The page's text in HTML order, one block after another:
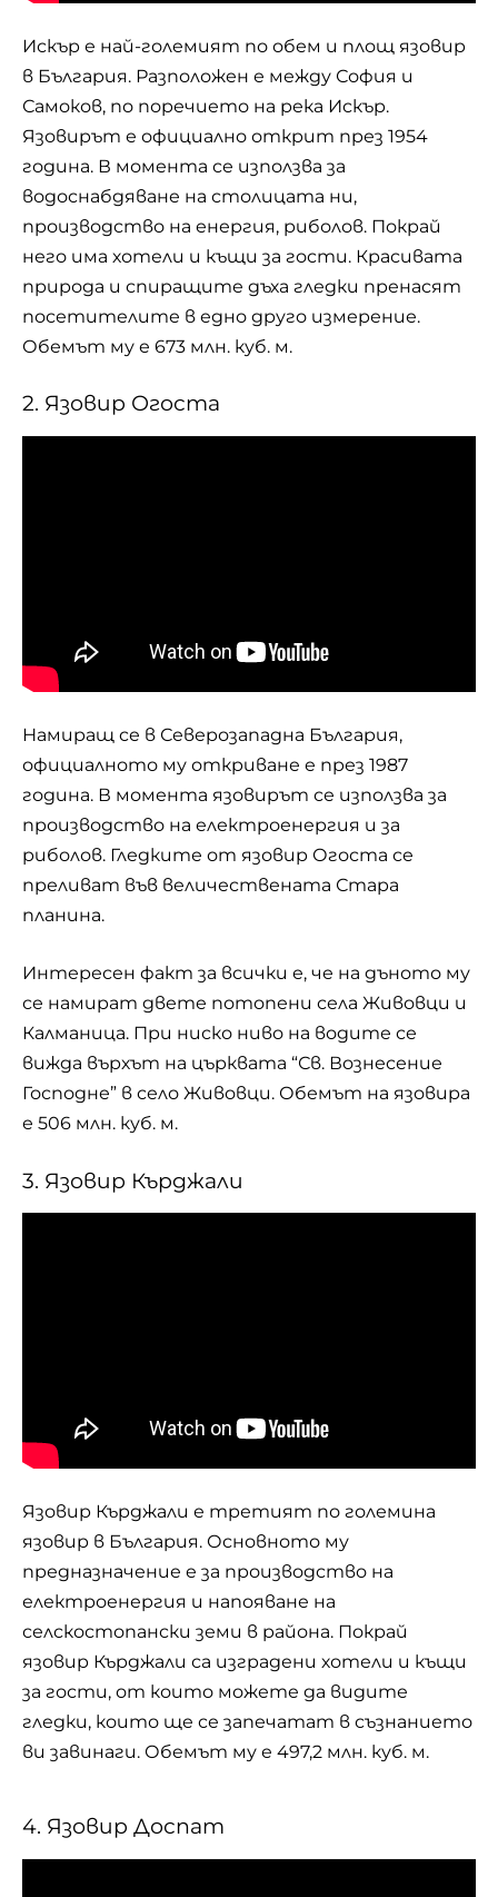
Искър е най-големият по обем и площ язовир
в България. Разположен е между София и
Самоков, по поречието на река Искър.
Язовирът е официално открит през 1954
година. В момента се използва за
водоснабдяване на столицата ни,
производство на енергия, риболов. Покрай
него има хотели и къщи за гости. Красивата
природа и спиращите дъха гледки пренасят
посетителите в едно друго измерение.
Обемът му е 673 млн. куб. м.
2. Язовир Огоста
Намиращ се в Северозападна България,
официалното му откриване е през 1987
година. В момента язовирът се използва за
производство на електроенергия и за
риболов. Гледките от язовир Огоста се
преливат във величествената Стара
планина.
Интересен факт за всички е, че на дъното му
се намират двете потопени села Живовци и
Калманица. При ниско ниво на водите се
вижда върхът на църквата “Св. Вознесение
Господне” в село Живовци. Обемът на язовира
е 506 млн. куб. м.
3. Язовир Кърджали
Язовир Кърджали е третият по големина
язовир в България. Основното му
предназначение е за производство на
електроенергия и напояване на
селскостопански земи в района. Покрай
язовир Кърджали са изградени хотели и къщи
за гости, от които можете да видите
гледки, които ще се запечатат в съзнанието
ви завинаги. Обемът му е 497,2 млн. куб. м.
4. Язовир Доспат